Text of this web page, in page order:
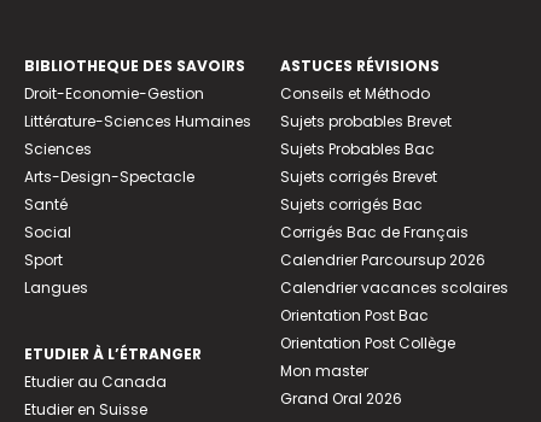
BIBLIOTHEQUE DES SAVOIRS
Droit-Economie-Gestion
Littérature-Sciences Humaines
Sciences
Arts-Design-Spectacle
Santé
Social
Sport
Langues
ETUDIER À L’ÉTRANGER
Etudier au Canada
Etudier en Suisse
ASTUCES RÉVISIONS
Conseils et Méthodo
Sujets probables Brevet
Sujets Probables Bac
Sujets corrigés Brevet
Sujets corrigés Bac
Corrigés Bac de Français
Calendrier Parcoursup 2026
Calendrier vacances scolaires
Orientation Post Bac
Orientation Post Collège
Mon master
Grand Oral 2026